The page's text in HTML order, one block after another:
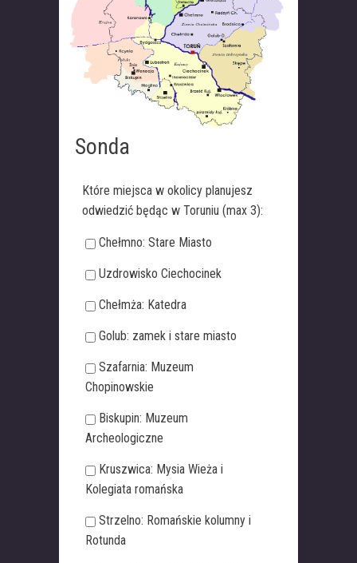
Sonda
Które miejsca w okolicy planujesz
odwiedzić będąc w Toruniu (max 3):
Chełmno: Stare Miasto
Uzdrowisko Ciechocinek
Chełmża: Katedra
Golub: zamek i stare miasto
Szafarnia: Muzeum
Chopinowskie
Biskupin: Muzeum
Archeologiczne
Kruszwica: Mysia Wieża i
Kolegiata romańska
Strzelno: Romańskie kolumny i
Rotunda